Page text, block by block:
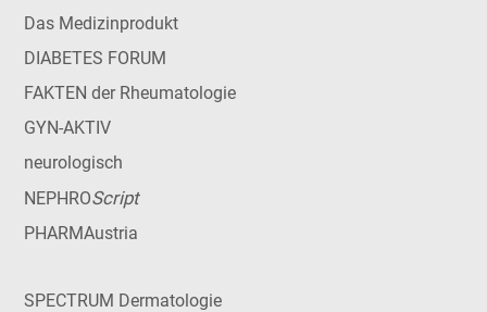
Das Medizinprodukt
DIABETES FORUM
FAKTEN der Rheumatologie
GYN-AKTIV
neurologisch
NEPHROScript
PHARMAustria
SPECTRUM Dermatologie